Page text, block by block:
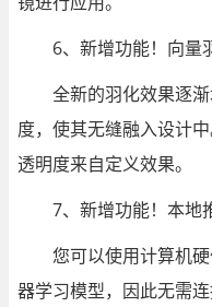
6、新增功能！向量
全新的羽化效果逐渐
度，使其无缝融入设计
透明度来自定义效果。
7、新增功能！本地
您可以使用计算机硬
器学习模型，因此无需连